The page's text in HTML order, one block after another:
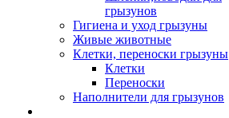
грызунов
Гигиена и уход грызуны
Живые животные
Клетки, переноски грызуны
Клетки
Переноски
Наполнители для грызунов